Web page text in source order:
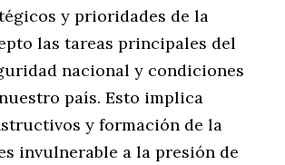
y prioridades de la
las tareas principales del
nacional y condiciones
país. Esto implica
y formación de la
invulnerable a la presión de